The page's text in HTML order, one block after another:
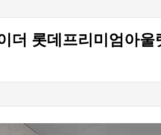
더 롯데프리미엄아울